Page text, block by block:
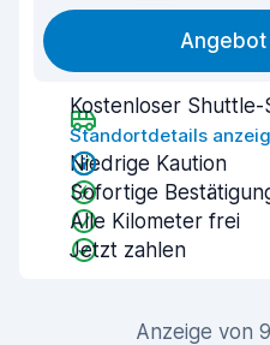
Angebot
Kostenloser Shuttle-
Standortdetails
Niedrige Kaution
Sofortige
Alle Kilometer frei
Jetzt zahlen
Anzeige von